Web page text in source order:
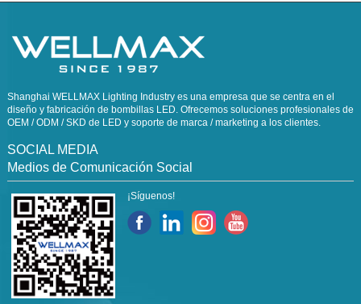
Shanghai WELLMAX Lighting Industry es una empresa que se centra en el
diseño y fabricación de bombillas LED. Ofrecemos soluciones profesionales de
OEM / ODM / SKD de LED y soporte de marca / marketing a los clientes.
SOCIAL MEDIA
Medios de Comunicación Social
¡Síguenos!